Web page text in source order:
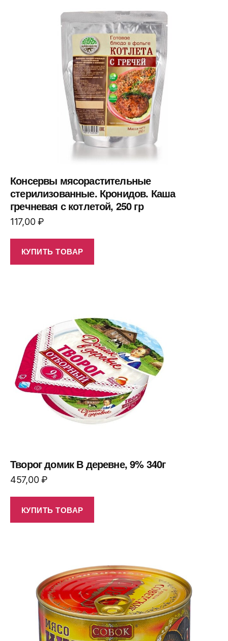
Консервы мясорастительные
стерилизованные. Кронидов. Каша
гречневая с котлетой, 250 гр
117,00₽
КУПИТЬ ТОВАР
Творог домик В деревне, 9% 340г
457,00₽
КУПИТЬ ТОВАР